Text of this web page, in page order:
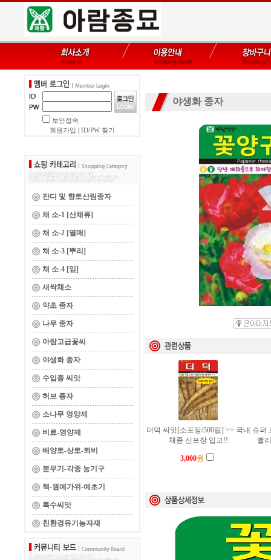
보안접속
회원가입
ID/PW 찾기
잔디 및 향토산림종자
채 소-1 [산채류]
채 소-2 [열매]
채 소-3 [뿌리]
채 소-4 [잎]
새싹채소
약초 종자
나무 종자
아람고급꽃씨
야생화 종자
수입종 씨앗
허브 종자
소나무 영양제
비료-영양제
배양토-상토-퇴비
분무기-각종 농기구
책-원예가위-예초기
특수씨앗
친환경유기농자재
야생화 종자
더덕 씨앗[소포장/500립] >> 국내
채종 신포장 입고!!
슈퍼
빨
3,000원